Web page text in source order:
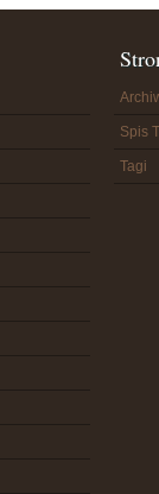
Spis
Tagi